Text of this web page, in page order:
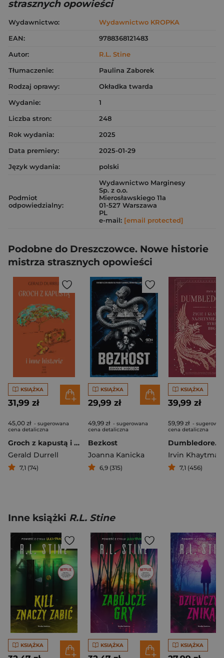
strasznych opowieści
Wydawnictwo:
Wydawnictwo KROPKA
EAN:
9788368121483
Autor:
R.L. Stine
Tłumaczenie:
Paulina Zaborek
Rodzaj oprawy:
Okładka twarda
Wydanie:
1
Liczba stron:
248
Rok wydania:
2025
Data premiery:
2025-01-29
Język wydania:
polski
Podmiot
odpowiedzialny:
Wydawnictwo Marginesy
Sp. z o.o.
Mierosławskiego 11a
01-527 Warszawa
PL
e-mail: [email protected]
Podobne do Dreszczowce. Nowe historie
mistrza strasznych opowieści
KSIĄŻKA
31,99 zł
45,00 zł - sugerowana
cena detaliczna
Groch z kapustą i inne historie
Gerald Durrell
7,1 (74)
KSIĄŻKA
29,99 zł
49,99 zł - sugerowana
cena detaliczna
Bezkost
Joanna Kanicka
6,9 (315)
KSIĄŻKA
39,99 zł
59,99 zł -
cena detaliczna
Irvin Khaytman
7,1 (456)
Inne książki R.L. Stine
KSIĄŻKA KSIĄŻKA KSIĄŻKA